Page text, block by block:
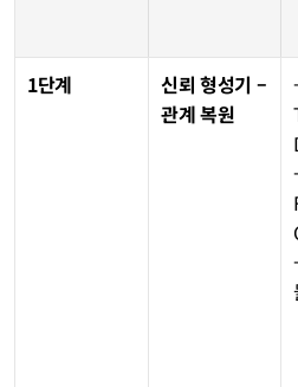
1단계
신뢰 형성기 –
관계 복원